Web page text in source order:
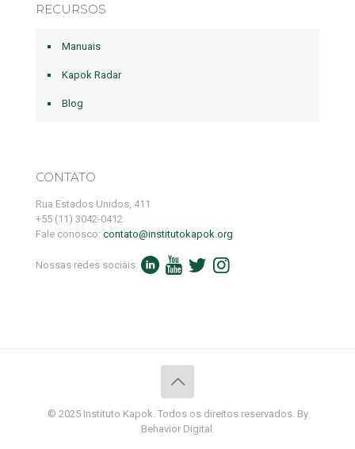
RECURSOS
Manuais
Kapok Radar
Blog
CONTATO
Rua Estados Unidos, 411
+55 (11) 3042-0412
Fale conosco: contato@institutokapok.org
Nossas redes sociais:
© 2025 Instituto Kapok. Todos os direitos reservados. By
Behavior Digital.